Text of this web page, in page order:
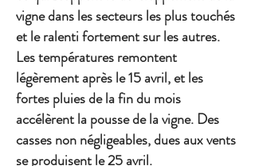
vigne dans les secteurs les plus touchés
et le ralenti fortement sur les autres.
Les températures remontent
légèrement après le 15 avril, et les
fortes pluies de la fin du mois
accélèrent la pousse de la vigne. Des
casses non négligeables, dues aux vents
se produisent le 25 avril.